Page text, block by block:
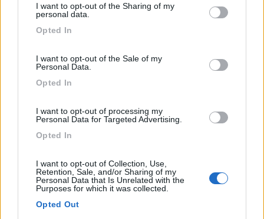
not limited to your visit or usage behaviour. You may click to
grant or deny consent to Google and its third-party tags to
use your data for below specified purposes in below Google
I want to opt-out of the Sharing of my
personal data.
Opted In
I want to opt-out of the Sale of my
Personal Data.
Opted In
I want to opt-out of processing my
Personal Data for Targeted Advertising.
Opted In
I want to opt-out of Collection, Use,
Retention, Sale, and/or Sharing of my
Personal Data that Is Unrelated with the
Purposes for which it was collected.
Opted Out
Campeggio
6 3
Servizi / Posizione
A circa 1 km dal centro storico, il camepggio offre
bunga...